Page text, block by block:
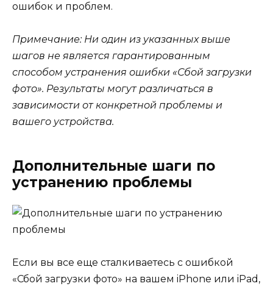
ошибок и проблем.
Примечание: Ни один из указанных выше
шагов не является гарантированным
способом устранения ошибки «Сбой загрузки
фото». Результаты могут различаться в
зависимости от конкретной проблемы и
вашего устройства.
Дополнительные шаги по
устранению проблемы
Если вы все еще сталкиваетесь с ошибкой
«Сбой загрузки фото» на вашем iPhone или iPad,